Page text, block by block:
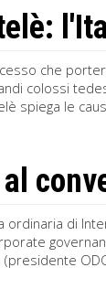
che
colossi
spiega le
di
(presidente